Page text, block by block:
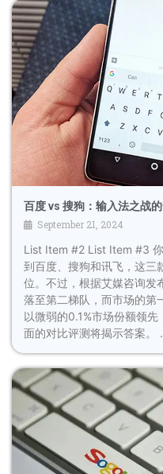
百度 vs 搜狗：输入法之战
September 21, 2024
List Item #2 List Item #3
到百度、搜狗和讯飞，这三
位。不过，根据艾媒咨询发
落至第二梯队，而市场的第
以微弱的0.1%市场份额领
面的对比评测将揭示答案。